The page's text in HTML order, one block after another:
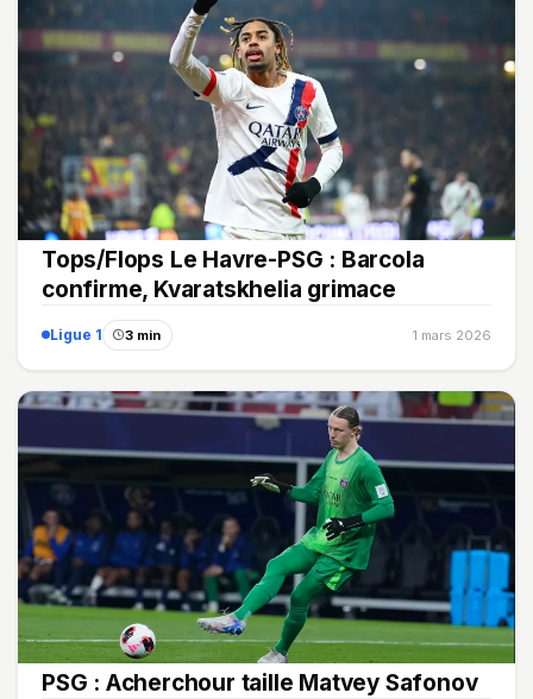
Tops/Flops Le Havre-PSG : Barcola
confirme, Kvaratskhelia grimace
Ligue 1 3 min 1 mars 2026
PSG : Acherchour taille Matvey Safonov